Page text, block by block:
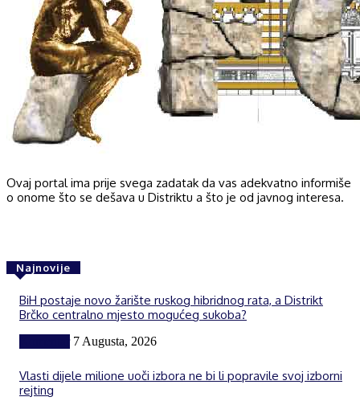
Ovaj portal ima prije svega zadatak da vas adekvatno informiše
o onome što se dešava u Distriktu a što je od javnog interesa.
Najnovije
BiH postaje novo žarište ruskog hibridnog rata, a Distrikt
Brčko centralno mjesto mogućeg sukoba?
7 Augusta, 2026
Vlasti dijele milione uoči izbora ne bi li popravile svoj izborni
rejting